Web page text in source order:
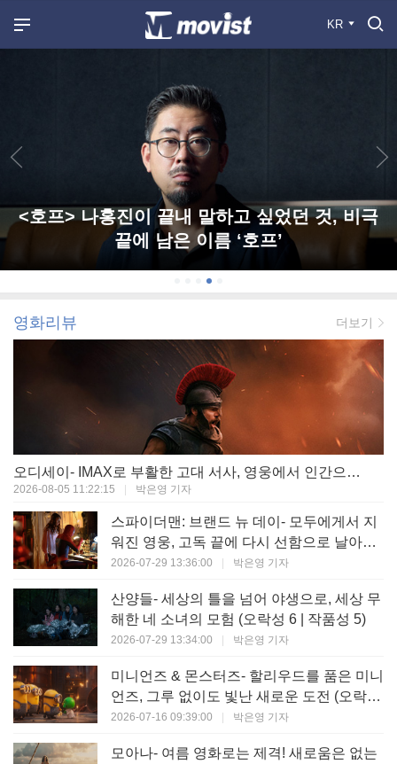
KR
<호프> 나홍진이 끝내 말하고 싶었던 것, 비극
끝에 남은 이름 ‘호프’
영화리뷰 더보기
오디세이- IMAX로 부활한 고대 서사, 영웅에서 인간으로의 귀환 (오락성 9 | 작품성 9)
2026-08-05 11:22:15 박은영 기자
스파이더맨: 브랜드 뉴 데이- 모두에게서 지
워진 영웅, 고독 끝에 다시 선함으로 날아오
르다 (오락성 8 | 작품성 8)
2026-07-29 13:36:00 박은영 기자
산양들- 세상의 틀을 넘어 야생으로, 세상 무
해한 네 소녀의 모험 (오락성 6 | 작품성 5)
2026-07-29 13:34:00 박은영 기자
미니언즈 & 몬스터즈- 할리우드를 품은 미니
언즈, 그루 없이도 빛난 새로운 도전 (오락성
7 | 작품성 6)
2026-07-16 09:39:00 박은영 기자
모아나- 여름 영화로는 제격! 새로움은 없는